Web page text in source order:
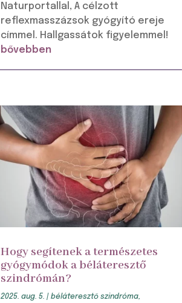
Naturportallal, A célzott
reflexmasszázsok gyógyító ereje
címmel. Hallgassátok figyelemmel!
bővebben
Hogy segítenek a természetes
gyógymódok a béláteresztő
szindrómán?
2025. aug. 5. |béláteresztő szindróma,